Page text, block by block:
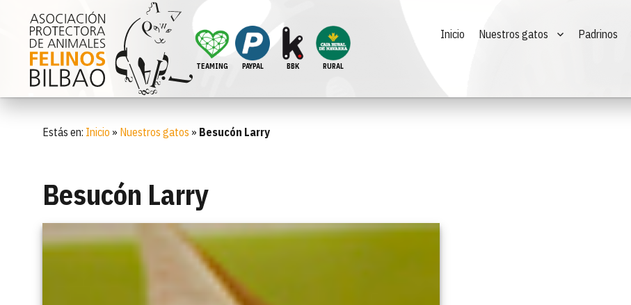
TEAMING PAYPAL BBK RURAL
Inicio Nuestros gatos Padrinos
Estás en: Inicio » Nuestros gatos » Besucón Larry
Besucón Larry